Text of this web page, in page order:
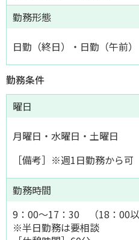
勤務形態
日勤（終日）・日勤（午前）
勤務条件
曜日
月曜日・水曜日・土曜日
［備考］※週1日勤務から可
勤務時間
9：00～17：30 （18：00
※半日勤務は要相談